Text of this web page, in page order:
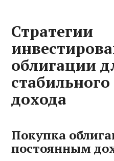
Стратегии
облигации
дохода
Покупка
постоянным